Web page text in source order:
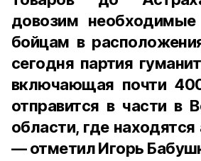
довозим
бойцам в
сегодня партия
включающая почти
отправится в части в
области, где
— отметил Игорь